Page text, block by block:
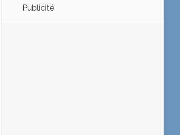
Publicité